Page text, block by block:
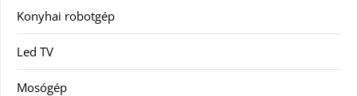
Konyhai robotgép
Led TV
Mosógép